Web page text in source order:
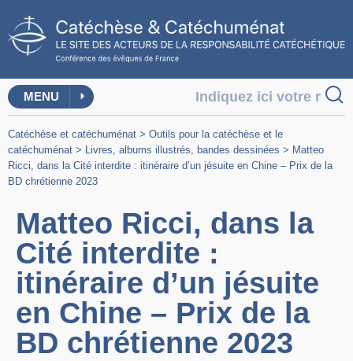
MENU
Catéchèse et catéchuménat > Outils pour la catéchèse et le
catéchuménat > Livres, albums illustrés, bandes dessinées > Matteo
Ricci, dans la Cité interdite : itinéraire d’un jésuite en Chine – Prix de la
BD chrétienne 2023
Matteo Ricci, dans la
Cité interdite :
itinéraire d’un jésuite
en Chine – Prix de la
BD chrétienne 2023